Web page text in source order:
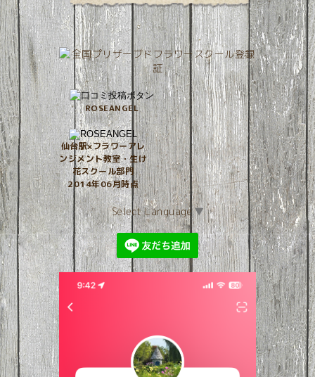
ROSEANGEL
仙台駅×フラワーアレ
ンジメント教室・生け
花スクール部門
2014年06月時点
Select Language ▼